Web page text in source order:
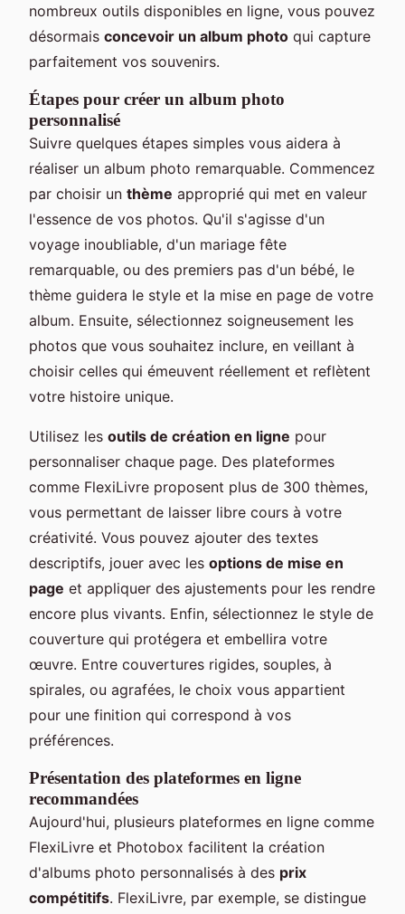
nombreux outils disponibles en ligne, vous pouvez
désormais concevoir un album photo qui capture
parfaitement vos souvenirs.
Étapes pour créer un album photo
personnalisé
Suivre quelques étapes simples vous aidera à
réaliser un album photo remarquable. Commencez
par choisir un thème approprié qui met en valeur
l'essence de vos photos. Qu'il s'agisse d'un
voyage inoubliable, d'un mariage fête
remarquable, ou des premiers pas d'un bébé, le
thème guidera le style et la mise en page de votre
album. Ensuite, sélectionnez soigneusement les
photos que vous souhaitez inclure, en veillant à
choisir celles qui émeuvent réellement et reflètent
votre histoire unique.
Utilisez les outils de création en ligne pour
personnaliser chaque page. Des plateformes
comme FlexiLivre proposent plus de 300 thèmes,
vous permettant de laisser libre cours à votre
créativité. Vous pouvez ajouter des textes
descriptifs, jouer avec les options de mise en
page et appliquer des ajustements pour les rendre
encore plus vivants. Enfin, sélectionnez le style de
couverture qui protégera et embellira votre
œuvre. Entre couvertures rigides, souples, à
spirales, ou agrafées, le choix vous appartient
pour une finition qui correspond à vos
préférences.
Présentation des plateformes en ligne
recommandées
Aujourd'hui, plusieurs plateformes en ligne comme
FlexiLivre et Photobox facilitent la création
d'albums photo personnalisés à des prix
compétitifs. FlexiLivre, par exemple, se distingue